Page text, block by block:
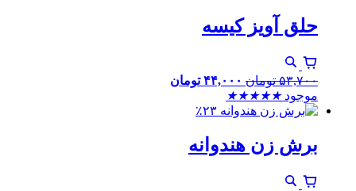
حلق آویز کیسه
۵۳,۷۰۰ تومان ۴۴,۰۰۰ تومان
موجود ★
★
★
★
★
٪۲۳
برش زن هندوانه